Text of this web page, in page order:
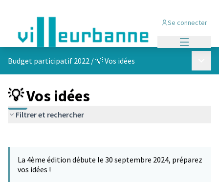
Se connecter
Budget participatif 2022 /💡 Vos idées
💡 Vos idées
Filtrer et rechercher
−
La 4ème édition débute le 30 septembre 2024, préparez
vos idées !